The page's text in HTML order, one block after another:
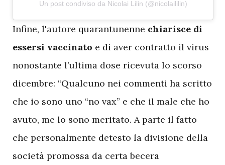
Un post condiviso da Nicolai Lilin (@nicolaililin)
Infine, l'autore quarantunenne chiarisce di
essersi vaccinato e di aver contratto il virus
nonostante l’ultima dose ricevuta lo scorso
dicembre: “Qualcuno nei commenti ha scritto
che io sono uno “no vax” e che il male che ho
avuto, me lo sono meritato. A parte il fatto
che personalmente detesto la divisione della
società promossa da certa becera